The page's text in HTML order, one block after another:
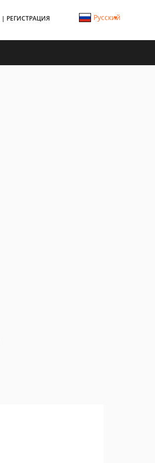
| РЕГИСТРАЦИЯ Русский